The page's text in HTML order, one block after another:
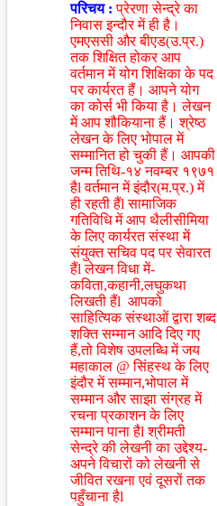
परिचय : प्रेरणा सेन्द्रे का
निवास इन्दौर में ही है।
एमएससी और बीएड(उ.प्र.)
तक शिक्षित होकर आप
वर्तमान में योग शिक्षिका के पद
पर कार्यरत हैं। आपने योग
का कोर्स भी किया है। लेखन
में आप शौकियाना हैं। श्रेष्ठ
लेखन के लिए भोपाल में
सम्मानित हो चुकी हैं। आपकी
जन्म तिथि-१४ नवम्बर १९७१
हैl वर्तमान में इंदौर(म.प्र.) में
ही रहती हैंl सामाजिक
गतिविधि में आप थैलीसीमिया
के लिए कार्यरत संस्था में
संयुक्त सचिव पद पर सेवारत
हैंl लेखन विधा में-
कविता,कहानी,लघुकथा
लिखती हैंl आपको
साहित्यिक संस्थाओं द्वारा शब्द
शक्ति सम्मान आदि दिए गए
हैं,तो विशेष उपलब्धि में जय
महाकाल @ सिंहस्थ के लिए
इंदौर में सम्मान,भोपाल में
सम्मान और साझा संग्रह में
रचना प्रकाशन के लिए
सम्मान पाना हैl श्रीमती
सेन्द्रे की लेखनी का उद्देश्य-
अपने विचारों को लेखनी से
जीवित रखना एवं दूसरों तक
पहुँचाना हैl